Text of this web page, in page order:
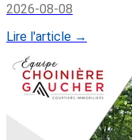
2026-08-08
Lire l'article →